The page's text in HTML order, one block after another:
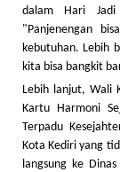
dalam Hari
"Panjenengan
kebutuhan. Lebih
kita bisa bangkit
Lebih lanjut, Wali
Kartu Harmoni
Terpadu
Kota Kediri yang
langsung ke